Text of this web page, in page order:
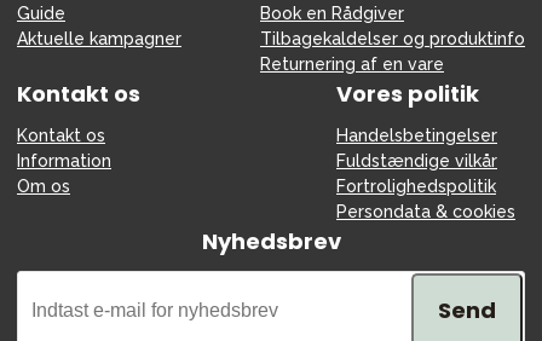
Guide
Aktuelle kampagner
Book en Rådgiver
Tilbagekaldelser og produktinfo
Returnering af en vare
Kontakt os
Kontakt os
Information
Om os
Vores politik
Handelsbetingelser
Fuldstændige vilkår
Fortrolighedspolitik
Persondata & cookies
Nyhedsbrev
Send